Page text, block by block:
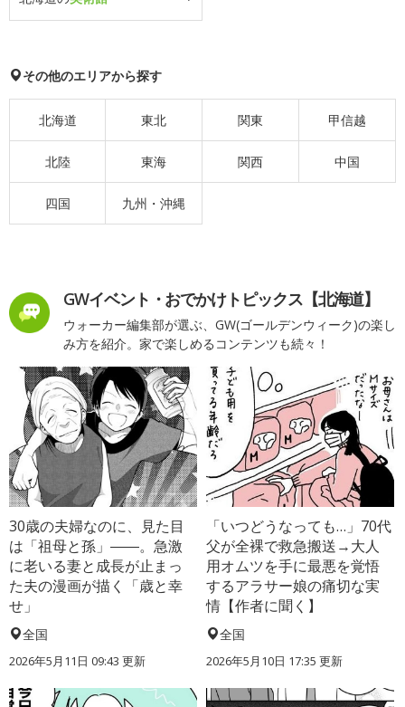
その他のエリアから探す
北海道 東北 関東 甲信越
北陸 東海 関西 中国
四国 九州・沖縄
GWイベント・おでかけトピックス【北海道】
ウォーカー編集部が選ぶ、GW(ゴールデンウィーク)の楽し
み方を紹介。家で楽しめるコンテンツも続々！
30歳の夫婦なのに、見た目
は「祖母と孫」――。急激
に老いる妻と成長が止まっ
た夫の漫画が描く「歳と幸
せ」
全国
2026年5月11日 09:43 更新
「いつどうなっても…」70代
父が全裸で救急搬送→大人
用オムツを手に最悪を覚悟
するアラサー娘の痛切な実
情【作者に聞く】
全国
2026年5月10日 17:35 更新